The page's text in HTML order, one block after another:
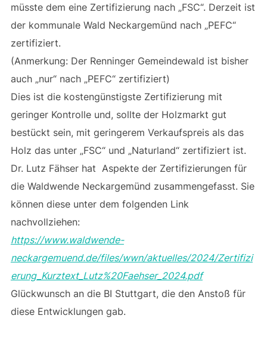
müsste dem eine Zertifizierung nach „FSC“. Derzeit ist
der kommunale Wald Neckargemünd nach „PEFC“
zertifiziert.
(Anmerkung: Der Renninger Gemeindewald ist bisher
auch „nur“ nach „PEFC“ zertifiziert)
Dies ist die kostengünstigste Zertifizierung mit
geringer Kontrolle und, sollte der Holzmarkt gut
bestückt sein, mit geringerem Verkaufspreis als das
Holz das unter „FSC“ und „Naturland“ zertifiziert ist.
Dr. Lutz Fähser hat Aspekte der Zertifizierungen für
die Waldwende Neckargemünd zusammengefasst. Sie
können diese unter dem folgenden Link
nachvollziehen:
https://www.waldwende-
neckargemuend.de/files/wwn/aktuelles/2024/Zertifizi
erung_Kurztext_Lutz%20Faehser_2024.pdf
Glückwunsch an die BI Stuttgart, die den Anstoß für
diese Entwicklungen gab.